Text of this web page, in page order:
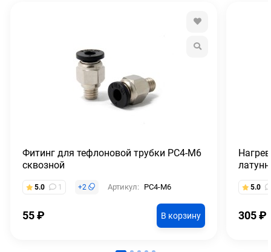
Фитинг для тефлоновой трубки PC4-M6
сквозной
5.0 1 +2 Артикул: PC4-M6
55₽ В корзину
5.0
305₽